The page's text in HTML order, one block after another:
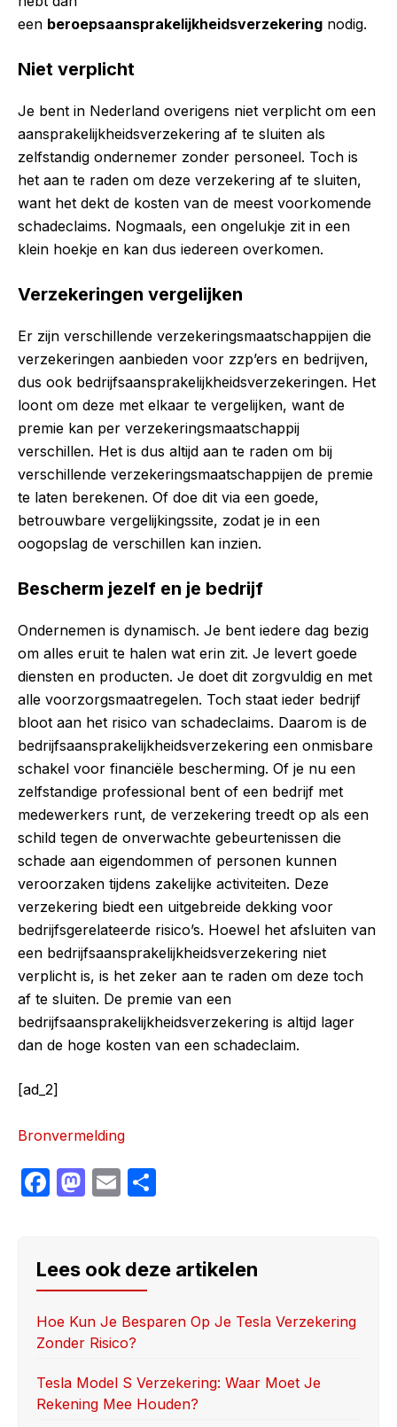
een beroepsaansprakelijkheidsverzekering nodig.
Niet verplicht
Je bent in Nederland overigens niet verplicht om een
aansprakelijkheidsverzekering af te sluiten als
zelfstandig ondernemer zonder personeel. Toch is
het aan te raden om deze verzekering af te sluiten,
want het dekt de kosten van de meest voorkomende
schadeclaims. Nogmaals, een ongelukje zit in een
klein hoekje en kan dus iedereen overkomen.
Verzekeringen vergelijken
Er zijn verschillende verzekeringsmaatschappijen die
verzekeringen aanbieden voor zzp’ers en bedrijven,
dus ook bedrijfsaansprakelijkheidsverzekeringen. Het
loont om deze met elkaar te vergelijken, want de
premie kan per verzekeringsmaatschappij
verschillen. Het is dus altijd aan te raden om bij
verschillende verzekeringsmaatschappijen de premie
te laten berekenen. Of doe dit via een goede,
betrouwbare vergelijkingssite, zodat je in een
oogopslag de verschillen kan inzien.
Bescherm jezelf en je bedrijf
Ondernemen is dynamisch. Je bent iedere dag bezig
om alles eruit te halen wat erin zit. Je levert goede
diensten en producten. Je doet dit zorgvuldig en met
alle voorzorgsmaatregelen. Toch staat ieder bedrijf
bloot aan het risico van schadeclaims. Daarom is de
bedrijfsaansprakelijkheidsverzekering een onmisbare
schakel voor financiële bescherming. Of je nu een
zelfstandige professional bent of een bedrijf met
medewerkers runt, de verzekering treedt op als een
schild tegen de onverwachte gebeurtenissen die
schade aan eigendommen of personen kunnen
veroorzaken tijdens zakelijke activiteiten. Deze
verzekering biedt een uitgebreide dekking voor
bedrijfsgerelateerde risico’s. Hoewel het afsluiten van
een bedrijfsaansprakelijkheidsverzekering niet
verplicht is, is het zeker aan te raden om deze toch
af te sluiten. De premie van een
bedrijfsaansprakelijkheidsverzekering is altijd lager
dan de hoge kosten van een schadeclaim.
[ad_2]
Bronvermelding
F
e
b
o
o
k
M
o
d
o
n
E
e
Lees ook deze artikelen
Hoe Kun Je Besparen Op Je Tesla Verzekering
Zonder Risico?
Tesla Model S Verzekering: Waar Moet Je
Rekening Mee Houden?